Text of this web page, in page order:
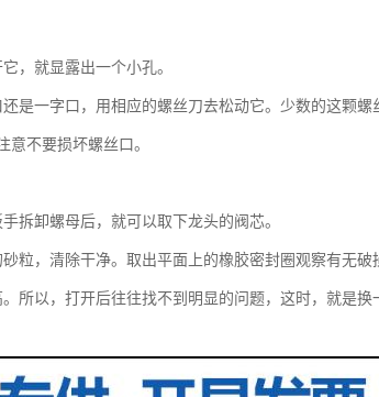
，就显露出一个小孔。
是一字口，用相应的螺丝刀去松动它。少数的这颗螺
不要损坏螺丝口。
拆卸螺母后，就可以取下龙头的阀芯。
粒，清除干净。取出平面上的橡胶密封圈观察有无破
所以，打开后往往找不到明显的问题，这时，就是换